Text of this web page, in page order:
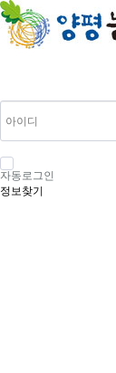
자동로그인
정보찾기